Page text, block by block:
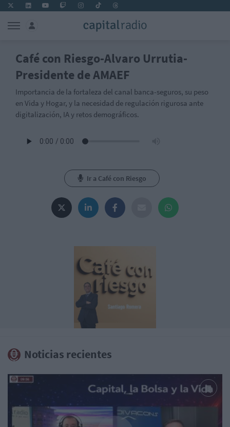
Café con Riesgo-Alvaro Urrutia-
Presidente de AMAEF
Importancia de la fortaleza del canal banca-seguros, su peso
en Vida y Hogar, y la necesidad de regulación rigurosa ante
digitalización, IA y retos demográficos.
Ir a Café con Riesgo
Noticias recientes